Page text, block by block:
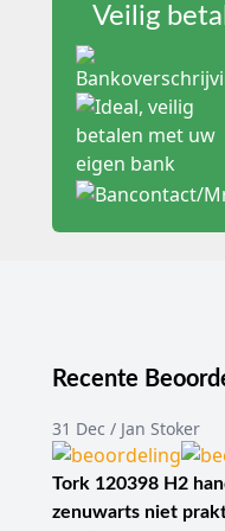
Veilig
Recente
31 Dec / Jan Stoker
Tork 120398 H2
zenuwarts niet